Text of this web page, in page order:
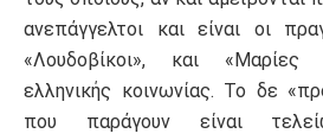
ανεπάγγελτοι και είναι οι
«Λουδοβίκοι», και «Μαρίες
ελληνικής κοινωνίας. Το δε
που παράγουν είναι